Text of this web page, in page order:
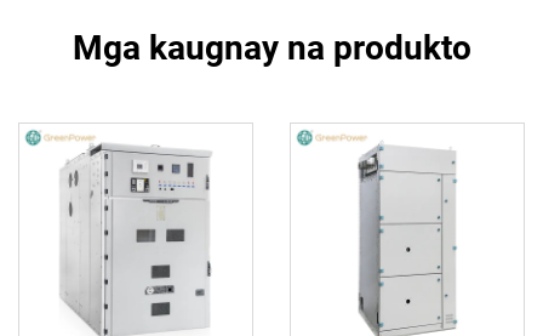
Mga kaugnay na produkto